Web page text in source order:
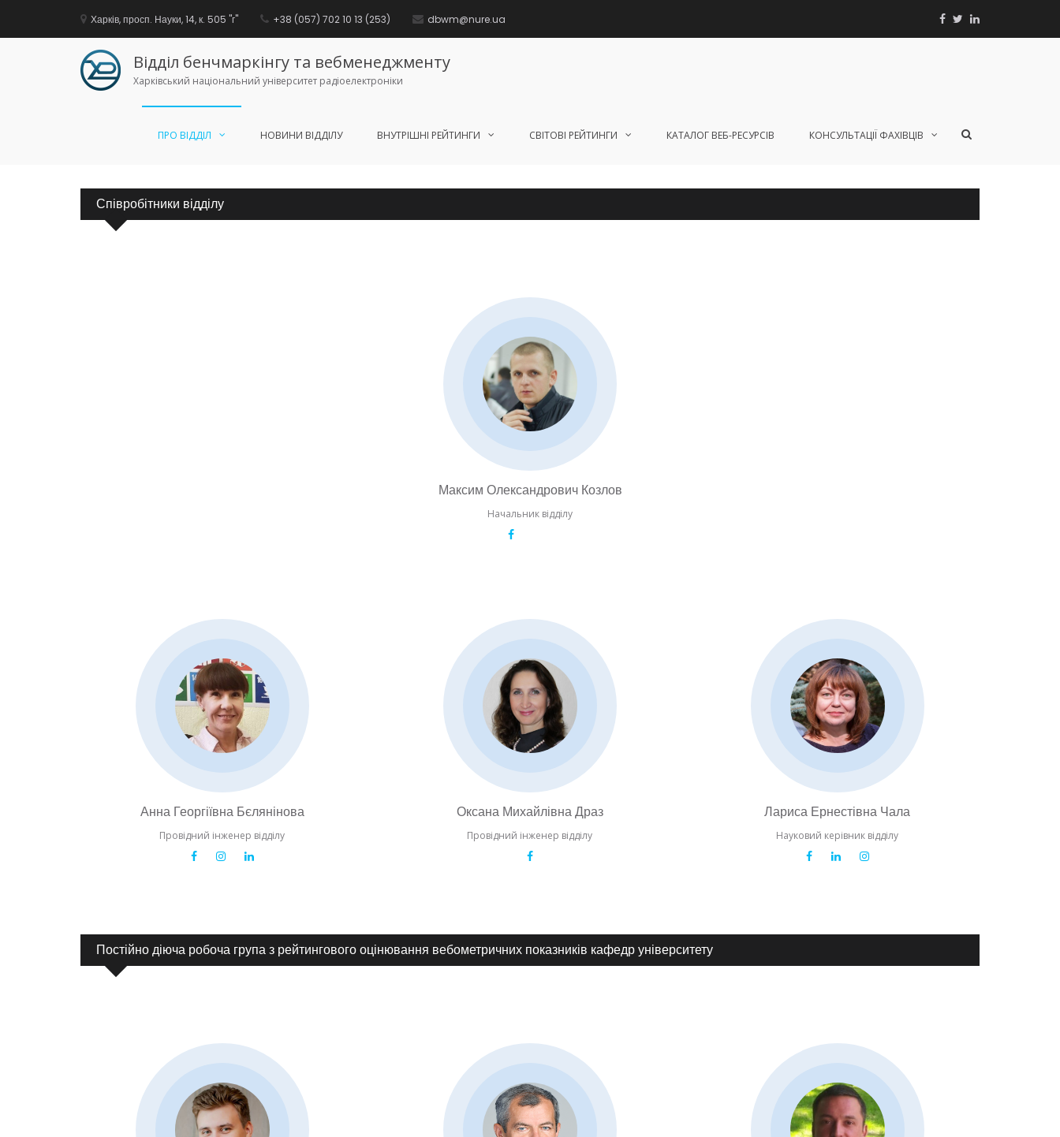
Харків, просп. Науки, 14, к. 505 "г" +38 (057) 702 10 13 (253) dbwm@nure.ua Facebook
TwitterLinkedin
Відділ бенчмаркінгу та вебменеджменту
Харківський національний університет радіоелектроніки
ПРО ВІДДІЛ НОВИНИ ВІДДІЛУ ВНУТРІШНІ РЕЙТИНГИ СВІТОВІ РЕЙТИНГИ КАТАЛОГ ВЕБ-РЕСУРСІВ КОНСУЛЬТАЦІЇ ФАХІВЦІВ
Показати
Співробітники відділу
Максим Олександрович Козлов
Начальник відділу
Анна Георгіївна Бєлянінова
Провідний інженер відділу
Оксана Михайлівна Драз
Провідний інженер відділу
Лариса Ернестівна Чала
Науковий керівник відділу
Постійно діюча робоча група з рейтингового оцінювання вебометричних показників кафедр університету